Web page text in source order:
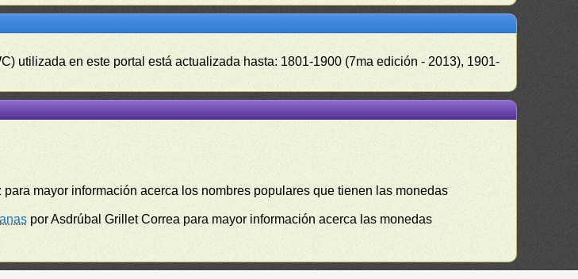
utilizada en este portal está actualizada hasta: 1801-1900 (7ma edición - 2013), 1901-
para mayor información acerca los nombres populares que tienen las monedas
por Asdrúbal Grillet Correa para mayor información acerca las monedas